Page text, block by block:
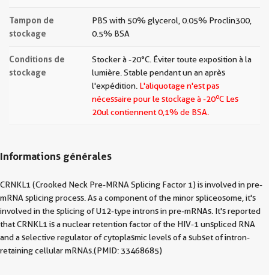
Tampon de
stockage
PBS with 50% glycerol, 0.05% Proclin300,
0.5% BSA
Conditions de
stockage
Stocker à -20 °C. Éviter toute exposition à la
lumière. Stable pendant un an après
l'expédition. L'aliquotage n'est pas
nécessaire pour le stockage à -20oC Les
20ul contiennent 0,1% de BSA.
Informations générales
CRNKL1 (Crooked Neck Pre-MRNA Splicing Factor 1) is involved in pre-
mRNA splicing process. As a component of the minor spliceosome, it's
involved in the splicing of U12-type introns in pre-mRNAs. It's reported
that CRNKL1 is a nuclear retention factor of the HIV-1 unspliced RNA
and a selective regulator of cytoplasmic levels of a subset of intron-
retaining cellular mRNAs.(PMID: 33468685)